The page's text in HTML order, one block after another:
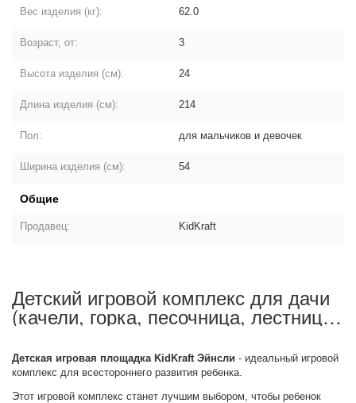
Вес изделия (кг): 62.0
Возраст, от: 3
Высота изделия (см): 24
Длина изделия (см): 214
Пол: для мальчиков и девочек
Ширина изделия (см): 54
Общие
Продавец: KidKraft
Детский игровой комплекс для дачи
(качели, горка, песочница, лестница,
2 этажа): описание товара
Детская игровая площадка KidKraft Эйнсли - идеальный игровой
комплекс для всестороннего развития ребенка.
Этот игровой комплекс станет лучшим выбором, чтобы ребенок